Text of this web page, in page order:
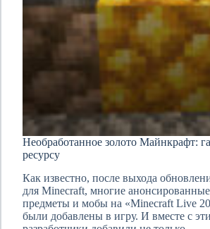
Необработанное золото Майнкрафт:
ресурсу
Как известно, после выхода
для Minecraft, многие
предметы и мобы на «Minecraft Live
были добавлены в игру. И вместе с